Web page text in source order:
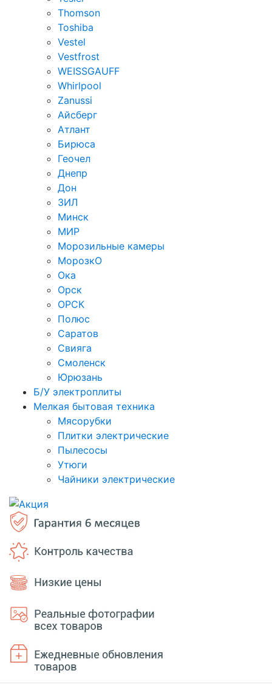
Thomson
Toshiba
Vestel
Vestfrost
WEISSGAUFF
Whirlpool
Zanussi
Айсберг
Атлант
Бирюса
Геочел
Днепр
Дон
ЗИЛ
Минск
МИР
Морозильные камеры
МорозкО
Ока
Орск
ОРСК
Полюс
Саратов
Свияга
Смоленск
Юрюзань
Б/У электроплиты
Мелкая бытовая техника
Мясорубки
Плитки электрические
Пылесосы
Утюги
Чайники электрические